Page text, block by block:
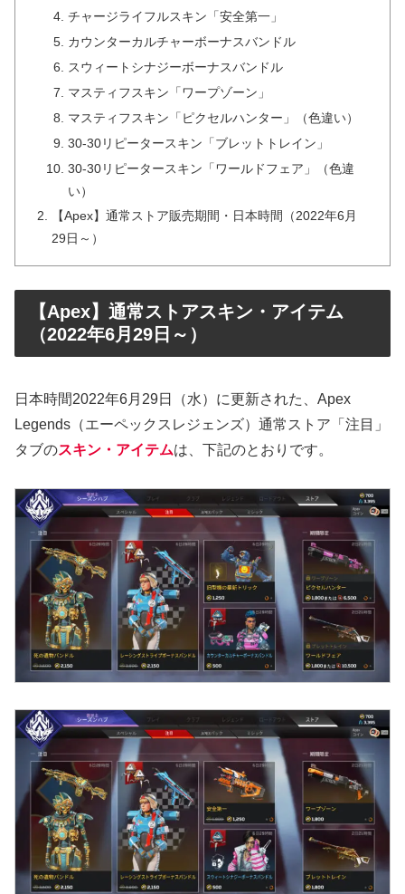
チャージライフルスキン「安全第一」
カウンターカルチャーボーナスバンドル
スウィートシナジーボーナスバンドル
マスティフスキン「ワープゾーン」
マスティフスキン「ピクセルハンター」（色違い）
30-30リピータースキン「ブレットトレイン」
30-30リピータースキン「ワールドフェア」（色違
い）
【Apex】通常ストア販売期間・日本時間（2022年6月
29日～）
【Apex】通常ストアスキン・アイテム
（2022年6月29日～）
日本時間2022年6月29日（水）に更新された、Apex
Legends（エーペックスレジェンズ）通常ストア「注目」
タブのスキン・アイテムは、下記のとおりです。